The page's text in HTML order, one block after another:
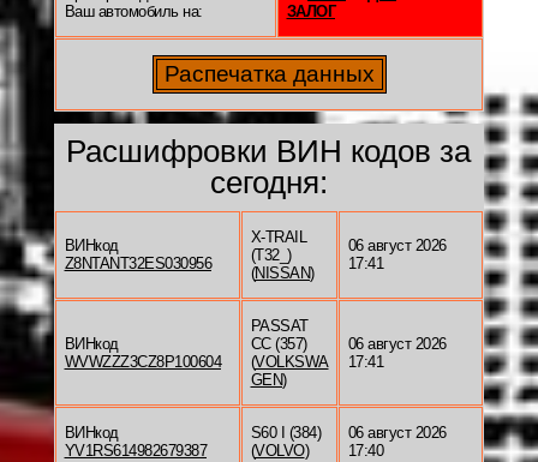
Ваш автомобиль на:
ЗАЛОГ
Расшифровки ВИН кодов за
сегодня:
ВИНкод
Z8NTANT32ES030956
X-TRAIL
(T32_)
(NISSAN)
06 август 2026
17:41
ВИНкод
WVWZZZ3CZ8P100604
PASSAT
CC (357)
(VOLKSWA
GEN)
06 август 2026
17:41
ВИНкод
YV1RS614982679387
S60 I (384)
(VOLVO)
06 август 2026
17:40